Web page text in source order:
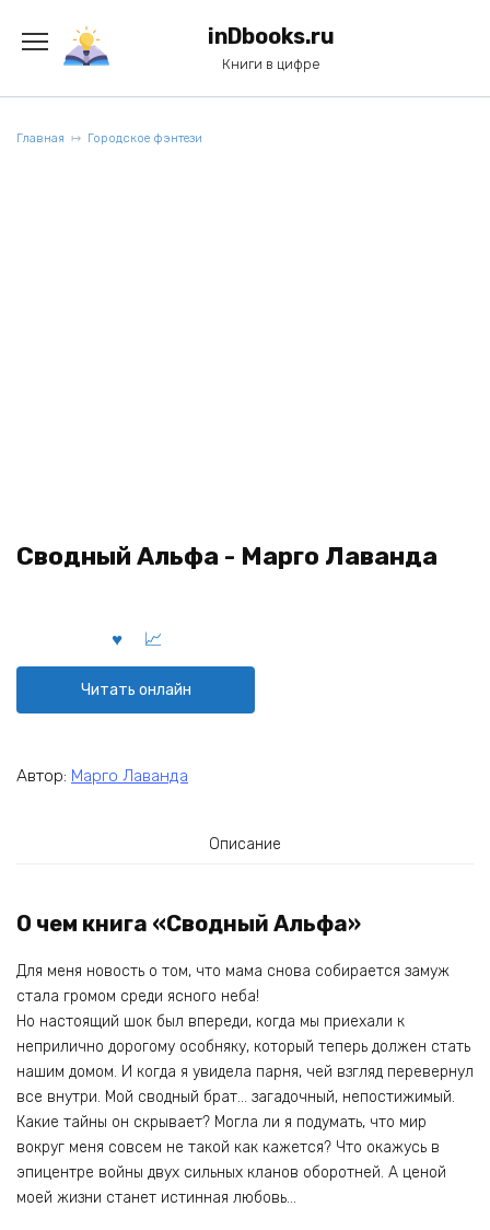
содержанию
inDbooks.ru
Книги в цифре
Главная Городское фэнтези
Сводный Альфа - Марго Лаванда
Читать онлайн
Автор: Марго Лаванда
Описание
О чем книга «Сводный Альфа»
Для меня новость о том, что мама снова собирается замуж
стала громом среди ясного неба!
Но настоящий шок был впереди, когда мы приехали к
неприлично дорогому особняку, который теперь должен стать
нашим домом. И когда я увидела парня, чей взгляд перевернул
все внутри. Мой сводный брат… загадочный, непостижимый.
Какие тайны он скрывает? Могла ли я подумать, что мир
вокруг меня совсем не такой как кажется? Что окажусь в
эпицентре войны двух сильных кланов оборотней. А ценой
моей жизни станет истинная любовь…